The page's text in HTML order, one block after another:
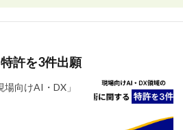
許を3件出願
向けAI・DX」